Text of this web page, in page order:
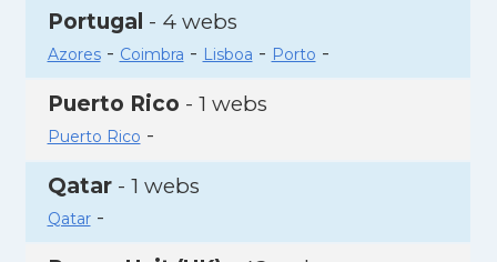
Portugal - 4 webs
Azores- Coimbra - Lisboa - Porto -
Puerto Rico - 1 webs
Puerto Rico -
Qatar- 1 webs
Qatar-